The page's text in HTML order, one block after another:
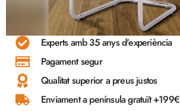
Experts amb 35 anys d'experiència
Pagament segur
Qualitat superior a preus justos
Enviament a península gratuït +199€